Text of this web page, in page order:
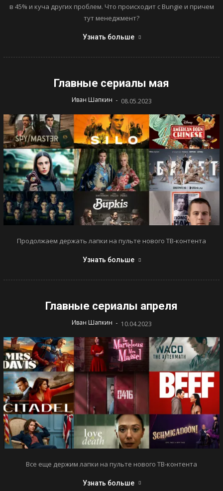
в 45% и куча других проблем. Что происходит с Bungie и причем
тут менеджмент?
Узнать больше
Главные сериалы мая
Иван Шапкин - 08.05.2023
Продолжаем держать лапки на пульте нового ТВ-контента
Узнать больше
Главные сериалы апреля
Иван Шапкин - 10.04.2023
Все еще держим лапки на пульте нового ТВ-контента
Узнать больше